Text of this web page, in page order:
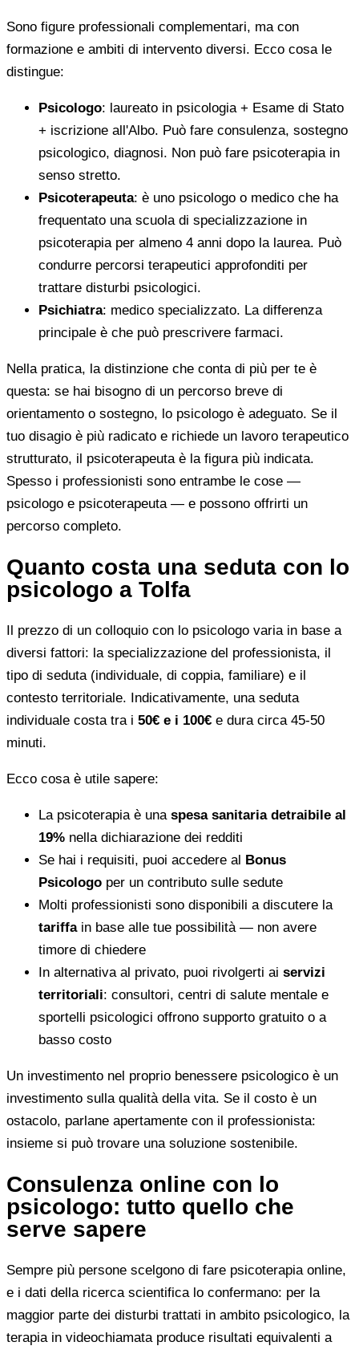
Sono figure professionali complementari, ma con
formazione e ambiti di intervento diversi. Ecco cosa le
distingue:
Psicologo: laureato in psicologia + Esame di Stato
+ iscrizione all'Albo. Può fare consulenza, sostegno
psicologico, diagnosi. Non può fare psicoterapia in
senso stretto.
Psicoterapeuta: è uno psicologo o medico che ha
frequentato una scuola di specializzazione in
psicoterapia per almeno 4 anni dopo la laurea. Può
condurre percorsi terapeutici approfonditi per
trattare disturbi psicologici.
Psichiatra: medico specializzato. La differenza
principale è che può prescrivere farmaci.
Nella pratica, la distinzione che conta di più per te è
questa: se hai bisogno di un percorso breve di
orientamento o sostegno, lo psicologo è adeguato. Se il
tuo disagio è più radicato e richiede un lavoro terapeutico
strutturato, il psicoterapeuta è la figura più indicata.
Spesso i professionisti sono entrambe le cose —
psicologo e psicoterapeuta — e possono offrirti un
percorso completo.
Quanto costa una seduta con lo
psicologo a Tolfa
Il prezzo di un colloquio con lo psicologo varia in base a
diversi fattori: la specializzazione del professionista, il
tipo di seduta (individuale, di coppia, familiare) e il
contesto territoriale. Indicativamente, una seduta
individuale costa tra i 50€ e i 100€ e dura circa 45-50
minuti.
Ecco cosa è utile sapere:
La psicoterapia è una spesa sanitaria detraibile al
19% nella dichiarazione dei redditi
Se hai i requisiti, puoi accedere al Bonus
Psicologo per un contributo sulle sedute
Molti professionisti sono disponibili a discutere la
tariffain base alle tue possibilità — non avere
timore di chiedere
In alternativa al privato, puoi rivolgerti ai servizi
territoriali: consultori, centri di salute mentale e
sportelli psicologici offrono supporto gratuito o a
basso costo
Un investimento nel proprio benessere psicologico è un
investimento sulla qualità della vita. Se il costo è un
ostacolo, parlane apertamente con il professionista:
insieme si può trovare una soluzione sostenibile.
Consulenza online con lo
psicologo: tutto quello che
serve sapere
Sempre più persone scelgono di fare psicoterapia online,
e i dati della ricerca scientifica lo confermano: per la
maggior parte dei disturbi trattati in ambito psicologico, la
terapia in videochiamata produce risultati equivalenti a